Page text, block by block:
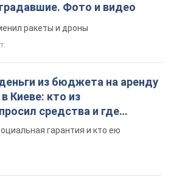
Фото и видео
ракеты и дроны
из бюджета на аренду
Киеве: кто из
средства и где
гарантия и кто ею